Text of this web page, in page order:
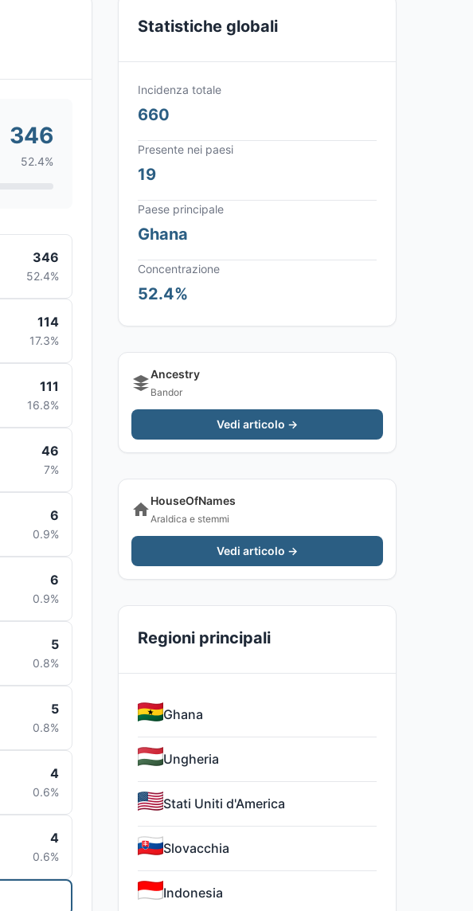
346
52.4%
346
52.4%
114
17.3%
111
16.8%
46
7%
6
0.9%
6
0.9%
5
0.8%
5
0.8%
4
0.6%
4
0.6%
Statistiche globali
Incidenza totale
660
Presente nei paesi
19
Paese principale
Ghana
Concentrazione
52.4%
Ancestry
Bandor
Vedi articolo →
HouseOfNames
Araldica e stemmi
Vedi articolo →
Regioni principali
Ghana
Ungheria
Stati Uniti d'America
Slovacchia
Indonesia